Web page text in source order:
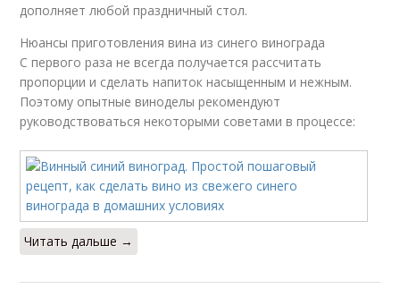
дополняет любой праздничный стол.
Нюансы приготовления вина из синего винограда
С первого раза не всегда получается рассчитать
пропорции и сделать напиток насыщенным и нежным.
Поэтому опытные виноделы рекомендуют
руководствоваться некоторыми советами в процессе:
Читать дальше →